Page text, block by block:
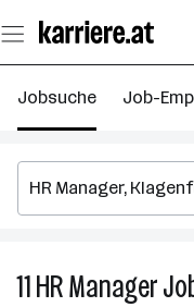
Seiteninhalt
springen
Jobsuche Job-
11HR Manager